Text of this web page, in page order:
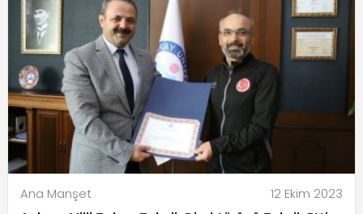
Ana Manşet
12 Ekim 2023